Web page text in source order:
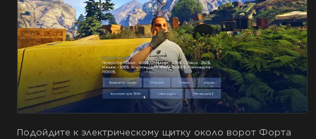
Подойдите к электрическому щитку около ворот Форта